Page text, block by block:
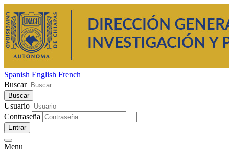
Spanish English French
Buscar
Usuario
Contraseña
Entrar
Menu